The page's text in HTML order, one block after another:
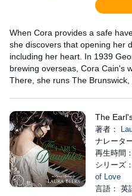
When Cora provides a safe
she discovers that opening her
including her heart. In 1939
brewing overseas, Cora Cain's
There, she runs The Brunswick,
The
著者：
ナレータ
再生時間
シリーズ：
of Love
言語： 英